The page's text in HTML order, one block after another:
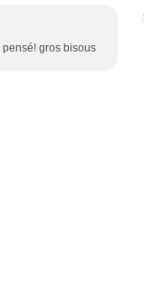
gros bisous